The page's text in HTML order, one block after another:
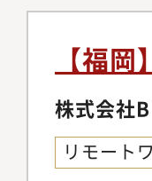
【福
株式会社
リモート